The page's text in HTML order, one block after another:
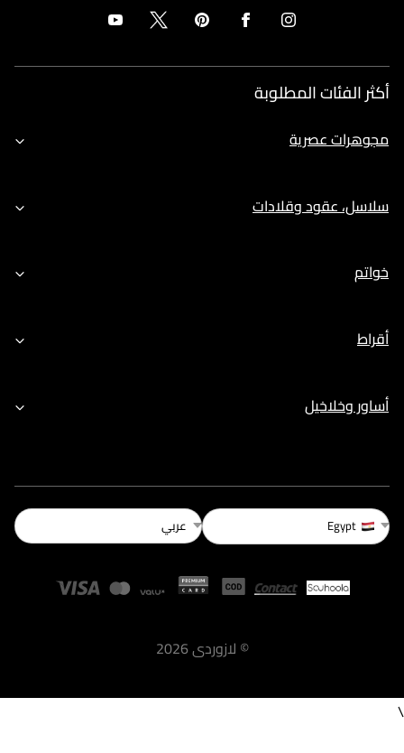
أكثر الفئات المطلوبة
مجوهرات عصرية
سلاسل، عقود وقلادات
خواتم
أقراط
أساور وخلاخيل
Egypt عربي
© لازوردى2026
\